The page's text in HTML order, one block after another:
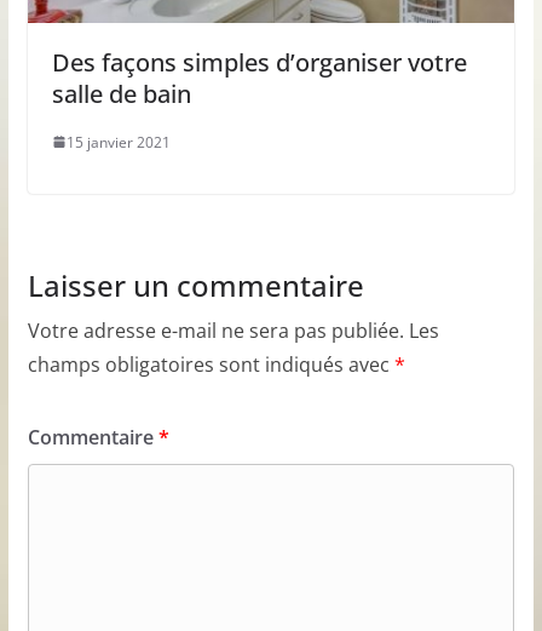
Des façons simples d’organiser votre
salle de bain
15 janvier 2021
Laisser un commentaire
Votre adresse e-mail ne sera pas publiée. Les
champs obligatoires sont indiqués avec *
Commentaire*